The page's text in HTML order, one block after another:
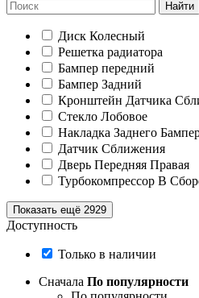
Найти
Диск Колесный
Решетка радиатора
Бампер передний
Бампер Задний
Кронштейн Датчика
Стекло Лобовое
Накладка Заднего
Датчик Сближения
Дверь Передняя Правая
Турбокомпрессор В
Показать ещё 2929
Доступность
Только в наличии
Сначала По популярности